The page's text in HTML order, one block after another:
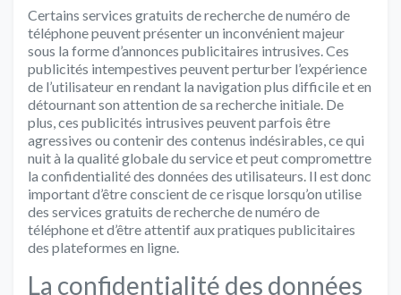
Certains services gratuits de recherche de numéro de
téléphone peuvent présenter un inconvénient majeur
sous la forme d’annonces publicitaires intrusives. Ces
publicités intempestives peuvent perturber l’expérience
de l’utilisateur en rendant la navigation plus difficile et en
détournant son attention de sa recherche initiale. De
plus, ces publicités intrusives peuvent parfois être
agressives ou contenir des contenus indésirables, ce qui
nuit à la qualité globale du service et peut compromettre
la confidentialité des données des utilisateurs. Il est donc
important d’être conscient de ce risque lorsqu’on utilise
des services gratuits de recherche de numéro de
téléphone et d’être attentif aux pratiques publicitaires
des plateformes en ligne.
La confidentialité des données